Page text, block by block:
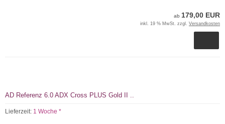
ab 179,00 EUR
inkl. 19 % MwSt. zzgl. Versandkosten
AD Referenz 6.0 ADX Cross PLUS Gold II ..
Lieferzeit: 1 Woche *